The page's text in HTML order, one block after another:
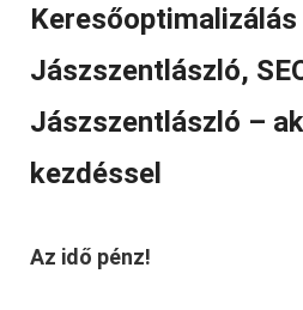
Keresőoptimalizálás
Jászszentlászló,
Jászszentlászló –
kezdéssel
Az idő pénz!